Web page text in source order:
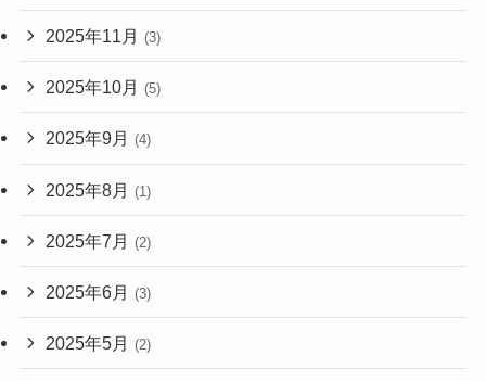
2025年11月 (3)
2025年10月 (5)
2025年9月 (4)
2025年8月 (1)
2025年7月 (2)
2025年6月 (3)
2025年5月 (2)